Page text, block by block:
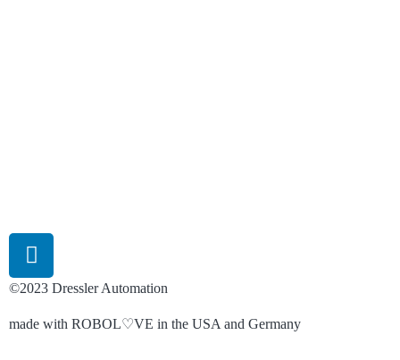
©2023 Dressler Automation
made with ROBOL♡VE in the USA and Germany